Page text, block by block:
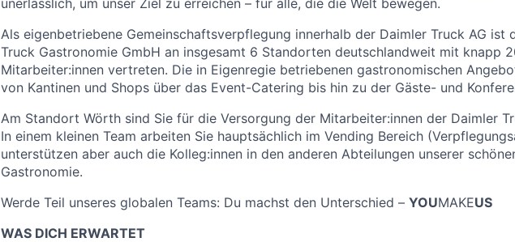
Als eigenbetriebene Gemeinschaftsverpflegung innerhalb der Daimler Truck AG ist
Truck Gastronomie GmbH an insgesamt 6 Standorten deutschlandweit mit knapp
Mitarbeiter:innen vertreten. Die in Eigenregie betriebenen gastronomischen
von Kantinen und Shops über das Event-Catering bis hin zu der Gäste- und
Am Standort Wörth sind Sie für die Versorgung der Mitarbeiter:innen der Daimler
In einem kleinen Team arbeiten Sie hauptsächlich im Vending Bereich
unterstützen aber auch die Kolleg:innen in den anderen Abteilungen unserer
Gastronomie.
Werde Teil unseres globalen Teams: Du machst den Unterschied – YOUMAKEUS
WAS DICH ERWARTET